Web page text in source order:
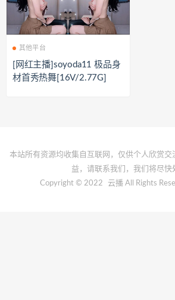
其他平台
[网红主播]soyoda11 极品身
材首秀热舞[16V/2.77G]
本站所有资源均收集自互联网，仅供个人欣赏交
益，请联系我们，我们将尽快
Copyright © 2022
云播 All Rights